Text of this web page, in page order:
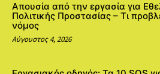
Απουσία από την εργασία για
Πολιτικής Προστασίας – Τι
νόμος
Αύγουστος 4, 2026